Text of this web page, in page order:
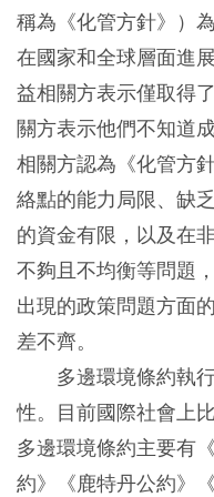
稱為《化管方針》）
在國家和全球層面進
益相關方表示僅取得
關方表示他們不知道
相關方認為《化管方
絡點的能力局限、缺
的資金有限，以及在
不夠且不均衡等問題
出現的政策問題方面
差不齊。
多邊環境條約執行
性。目前國際社會上
多邊環境條約主要有
約》《鹿特丹公約》